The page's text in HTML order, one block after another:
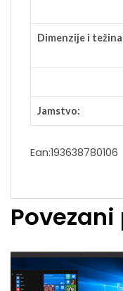
Dimenzije i
Jamstvo:
Ean:193638780106